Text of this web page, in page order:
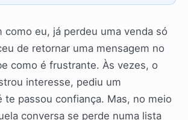
como eu, já perdeu uma venda só
de retornar uma mensagem no
como é frustrante. Às vezes, o
interesse, pediu um
te passou confiança. Mas, no meio
conversa se perde numa lista